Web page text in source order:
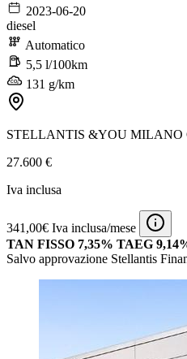
2023-06-20
diesel
Automatico
5,5 l/100km
131 g/km
STELLANTIS &YOU MILANO
27.600 €
Iva inclusa
341,00€ Iva inclusa/mese
TAN FISSO 7,35% TAEG
Salvo approvazione Stellantis